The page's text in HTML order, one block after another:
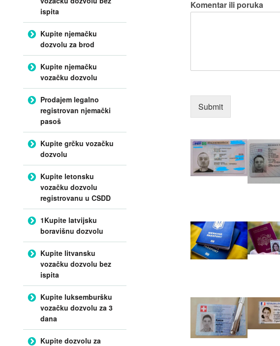
Komentar ili poruka
Submit
ispita
Kupite njemačku
dozvolu za brod
Kupite njemačku
vozačku dozvolu
Prodajem legalno
registrovan njemački
pasoš
Kupite grčku vozačku
dozvolu
Kupite letonsku
vozačku dozvolu
registrovanu u CSDD
1Kupite latvijsku
boravišnu dozvolu
Kupite litvansku
vozačku dozvolu bez
ispita
Kupite luksemburšku
vozačku dozvolu za 3
dana
Kupite dozvolu za